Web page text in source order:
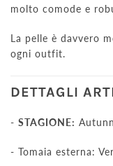
molto comode e
La pelle è davvero
ogni outfit.
DETTAGLI
- STAGIONE:
- Tomaia esterna: